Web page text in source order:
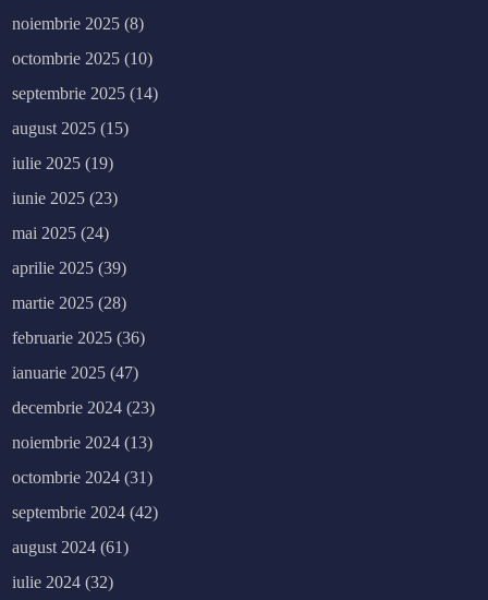
noiembrie 2025 (8)
octombrie 2025 (10)
septembrie 2025 (14)
august 2025 (15)
iulie 2025 (19)
iunie 2025 (23)
mai 2025 (24)
aprilie 2025 (39)
martie 2025 (28)
februarie 2025 (36)
ianuarie 2025 (47)
decembrie 2024 (23)
noiembrie 2024 (13)
octombrie 2024 (31)
septembrie 2024 (42)
august 2024 (61)
iulie 2024 (32)